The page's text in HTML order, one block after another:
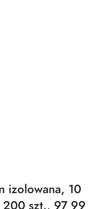
izolowana, 10
szt., 97 99